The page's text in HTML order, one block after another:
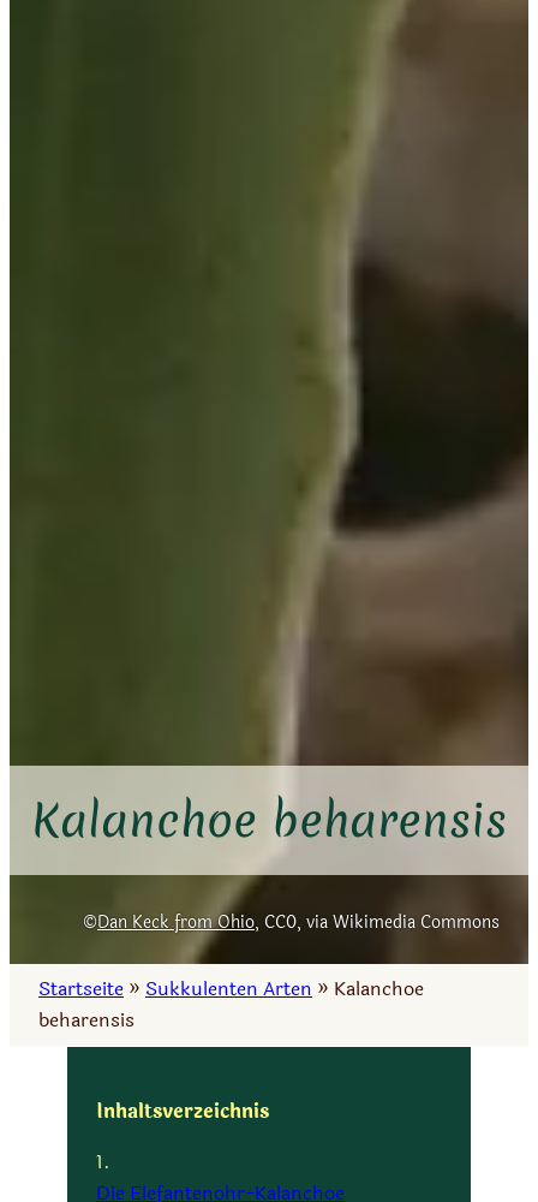
Kalanchoe beharensis
Dan Keck from Ohio, CC0, via Wikimedia Commons
Startseite » Sukkulenten Arten » Kalanchoe
beharensis
Inhaltsverzeichnis
Die Elefantenohr-Kalanchoe